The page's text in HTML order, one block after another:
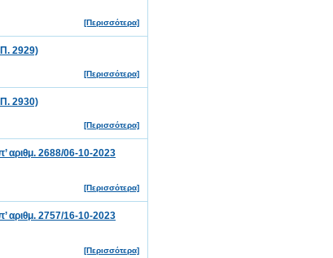
[Περισσότερα]
2929)
[Περισσότερα]
2930)
[Περισσότερα]
αριθμ. 2688/06-10-2023
[Περισσότερα]
αριθμ. 2757/16-10-2023
[Περισσότερα]